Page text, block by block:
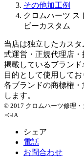
その他加工例
クロムハーツ ス
ビーカスタム
当店は独立したカス
式運営・正規代理店・
掲載しているブラン
目的として使用してお
各ブランドの商標権
します。
© 2017 クロムハーツ修理
×GIA
シェア
電話
お問合わせ